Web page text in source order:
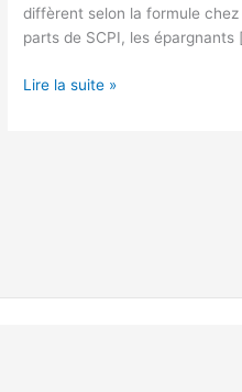
diffèrent selon la formule
parts de SCPI, les épargnants
Investir
famille
Lire la suite »